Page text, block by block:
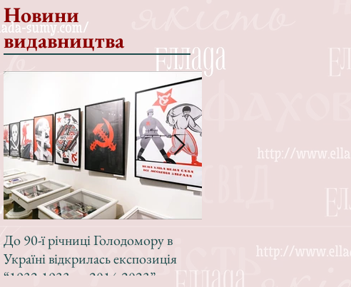
Новини
видавництва
До 90-ї річниці Голодомору в
Україні відкрилась експозиція
“1932-1933 — 2014-2023”